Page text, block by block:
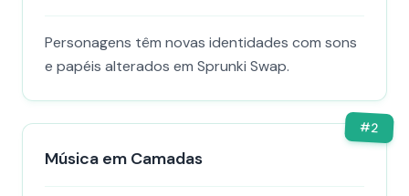
Personagens têm novas identidades com sons
e papéis alterados em Sprunki Swap.
#2
Música em Camadas